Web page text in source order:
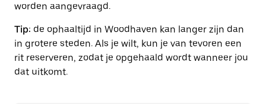
worden aangevraagd.
Tip: de ophaaltijd in Woodhaven kan langer zijn dan
in grotere steden. Als je wilt, kun je van tevoren een
rit reserveren, zodat je opgehaald wordt wanneer jou
dat uitkomt.